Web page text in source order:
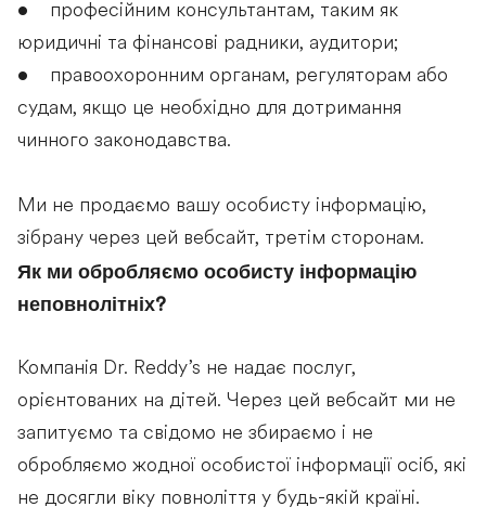
• професійним консультантам, таким як
юридичні та фінансові радники, аудитори;
• правоохоронним органам, регуляторам або
судам, якщо це необхідно для дотримання
чинного законодавства.
Ми не продаємо вашу особисту інформацію,
зібрану через цей вебсайт, третім сторонам.
Як ми обробляємо особисту інформацію
неповнолітніх?
Компанія Dr. Reddy’s не надає послуг,
орієнтованих на дітей. Через цей вебсайт ми не
запитуємо та свідомо не збираємо і не
обробляємо жодної особистої інформації осіб, які
не досягли віку повноліття у будь-якій країні.